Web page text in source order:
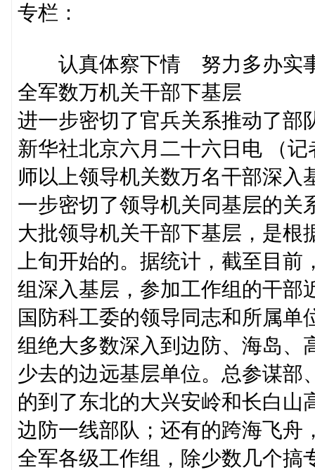
专栏：
认真体察下情 努力多办实
全军数万机关干部下基层
进一步密切了官兵关系推动了部
新华社北京六月二十六日电 （
师以上领导机关数万名干部深入
一步密切了领导机关同基层的关
大批领导机关干部下基层，是根
上旬开始的。据统计，截至目
组深入基层，参加工作组的干部
国防科工委的领导同志和所属
组绝大多数深入到边防、海岛、
少去的边远基层单位。总参谋部
的到了东北的大兴安岭和长白山
边防一线部队；还有的跨海飞舟
全军各级工作组，除少数几个搞